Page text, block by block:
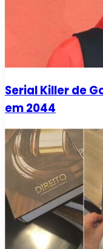
Serial Killer de
em 2044